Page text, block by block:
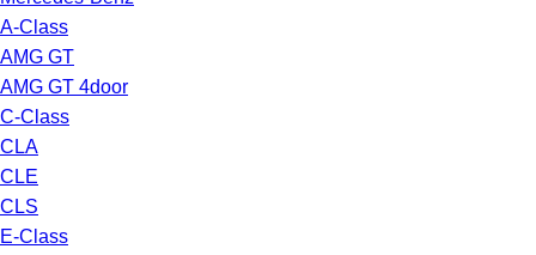
A-Class
AMG GT
AMG GT 4door
C-Class
CLA
CLE
CLS
E-Class